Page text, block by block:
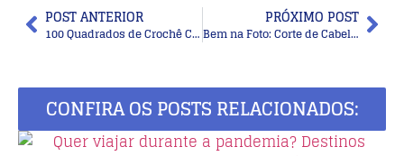
POST ANTERIOR
100 Quadrados de Crochê Com Gráfico Parte 6
PRÓXIMO POST
Bem na Foto: Corte de Cabelo Curto Cacheado para Senhoras
CONFIRA OS POSTS RELACIONADOS: